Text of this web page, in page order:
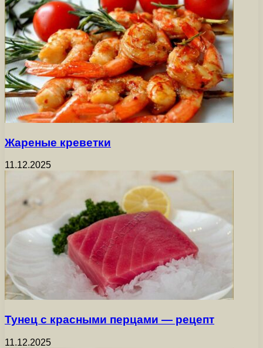
Жареные креветки
11.12.2025
Тунец с красными перцами — рецепт
11.12.2025